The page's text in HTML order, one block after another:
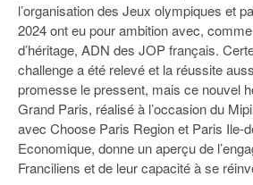
l’organisation des Jeux olympiques et
2024 ont eu pour ambition avec,
d’héritage, ADN des JOP français.
challenge a été relevé et la réussite
promesse le pressent, mais ce nouvel
Grand Paris, réalisé à l’occasion du
avec Choose Paris Region et Paris Ile-
Economique, donne un aperçu de
Franciliens et de leur capacité à se